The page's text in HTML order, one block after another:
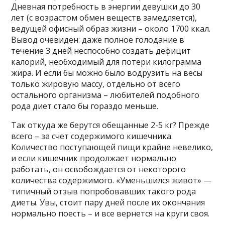
Дневная потребность в энергии девушки до 30
лет (с возрастом обмен веществ замедляется),
ведущей офисный образ жизни – около 1700 ккал.
Вывод очевиден: даже полное голодание в
течение 3 дней неспособно создать дефицит
калорий, необходимый для потери килограмма
жира. И если бы можно было водрузить на весы
только жировую массу, отдельно от всего
остального организма – любителей подобного
рода диет стало бы гораздо меньше.
Так откуда же берутся обещанные 2-5 кг? Прежде
всего – за счет содержимого кишечника.
Количество поступающей пищи крайне невелико,
и если кишечник продолжает нормально
работать, он освобождается от некоторого
количества содержимого. «Уменьшился живот» —
типичный отзыв попробовавших такого рода
диеты. Увы, стоит пару дней после их окончания
нормально поесть – и все вернется на круги своя.